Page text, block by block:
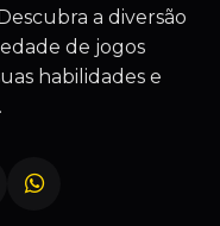
a diversão
de jogos
habilidades e